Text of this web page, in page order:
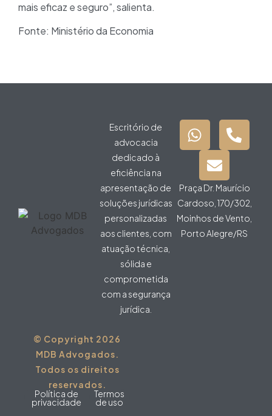
mais eficaz e seguro”, salienta.
Fonte: Ministério da Economia
Escritório de
advocacia
dedicado à
eficiência na
apresentação de
soluções jurídicas
personalizadas
aos clientes, com
atuação técnica,
sólida e
comprometida
com a segurança
jurídica.
Praça Dr. Maurício
Cardoso, 170/302,
Moinhos de Vento,
Porto Alegre/RS
© Copyright 2026
MDB Advogados.
Todos os direitos
reservados.
Política de
privacidade
Termos
de uso